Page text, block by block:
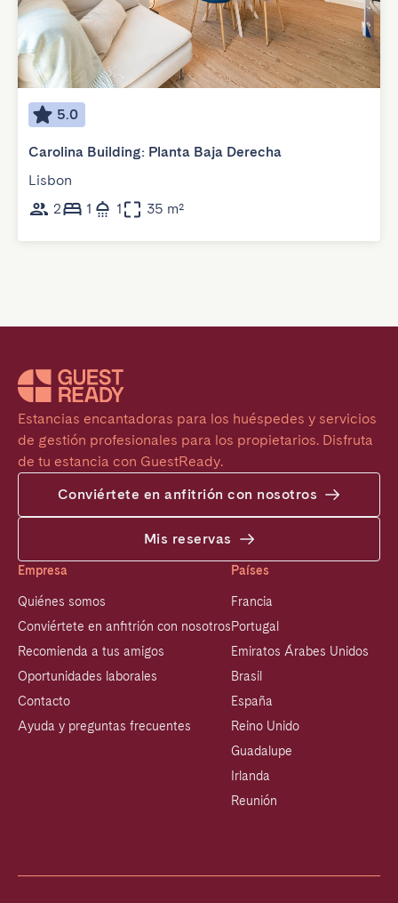
5.0
Carolina Building: Planta Baja Derecha
Lisbon
2
1 1 35 m²
Estancias encantadoras para los huéspedes y servicios
de gestión profesionales para los propietarios. Disfruta
de tu estancia con GuestReady.
Conviértete en anfitrión con nosotros
Mis reservas
Empresa
Quiénes somos
Conviértete en anfitrión con nosotros
Recomienda a tus amigos
Oportunidades laborales
Contacto
Ayuda y preguntas frecuentes
Países
Francia
Portugal
Emiratos Árabes Unidos
Brasil
España
Reino Unido
Guadalupe
Irlanda
Reunión